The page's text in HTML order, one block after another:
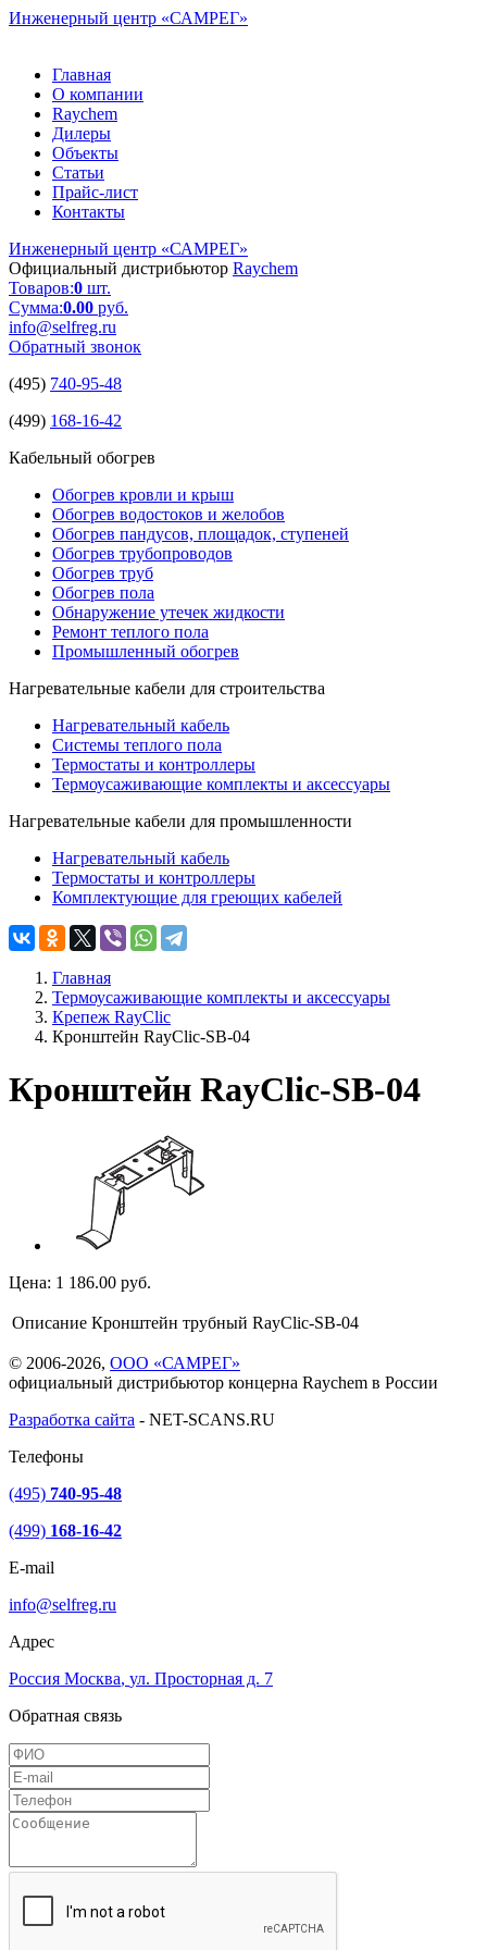
Инженерный центр «САМРЕГ»
Главная
О компании
Raychem
Дилеры
Объекты
Статьи
Прайс-лист
Контакты
Инженерный центр «САМРЕГ»
Официальный дистрибьютор Raychem
Товаров:0 шт.
Сумма:0.00 руб.
info@selfreg.ru
Обратный звонок
(495) 740-95-48
(499) 168-16-42
Кабельный обогрев
Обогрев кровли и крыш
Обогрев водостоков и желобов
Обогрев пандусов, площадок, ступеней
Обогрев трубопроводов
Обогрев труб
Обогрев пола
Обнаружение утечек жидкости
Ремонт теплого пола
Промышленный обогрев
Нагревательные кабели для строительства
Нагревательный кабель
Системы теплого пола
Термостаты и контроллеры
Термоусаживающие комплекты и аксессуары
Нагревательные кабели для промышленности
Нагревательный кабель
Термостаты и контроллеры
Комплектующие для греющих кабелей
Главная
Термоусаживающие комплекты и аксессуары
Крепеж RayClic
Кронштейн RayClic-SB-04
Кронштейн RayClic-SB-04
Цена: 1 186.00 руб.
Описание Кронштейн трубный RayClic-SB-04
© 2006-2026, ООО «САМРЕГ»
официальный дистрибьютор концерна Raychem в России
Разработка сайта - NET-SCANS.RU
Телефоны
(495) 740-95-48
(499) 168-16-42
E-mail
info@selfreg.ru
Адрес
Россия Москва, ул. Просторная д. 7
Обратная связь